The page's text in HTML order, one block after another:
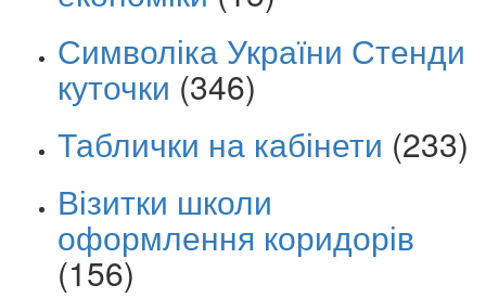
Символіка України Стенди
куточки (346)
Таблички на кабінети (233)
Візитки школи
оформлення коридорів
(156)